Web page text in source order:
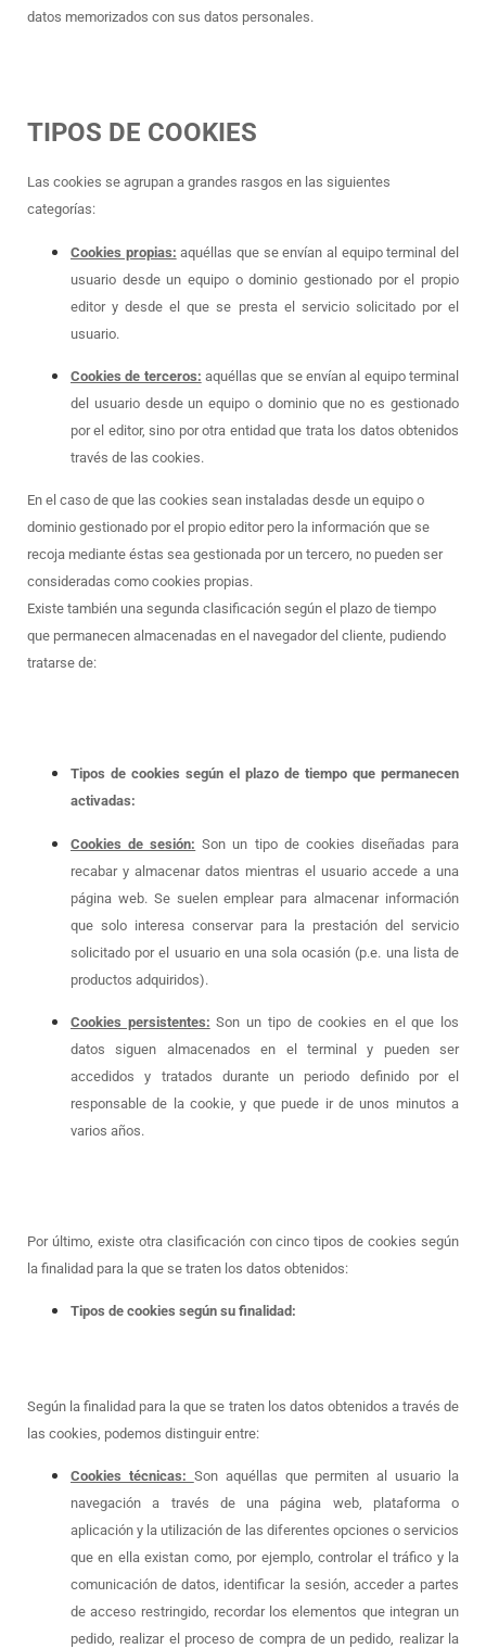
datos memorizados con sus datos personales.
TIPOS DE COOKIES
Las cookies se agrupan a grandes rasgos en las siguientes
categorías:
Cookies propias: aquéllas que se envían al equipo terminal del
usuario desde un equipo o dominio gestionado por el propio
editor y desde el que se presta el servicio solicitado por el
usuario.
Cookies de terceros: aquéllas que se envían al equipo terminal
del usuario desde un equipo o dominio que no es gestionado
por el editor, sino por otra entidad que trata los datos obtenidos
través de las cookies.
En el caso de que las cookies sean instaladas desde un equipo o
dominio gestionado por el propio editor pero la información que se
recoja mediante éstas sea gestionada por un tercero, no pueden ser
consideradas como cookies propias.
Existe también una segunda clasificación según el plazo de tiempo
que permanecen almacenadas en el navegador del cliente, pudiendo
tratarse de:
Tipos de cookies según el plazo de tiempo que permanecen
activadas:
Cookies de sesión: Son un tipo de cookies diseñadas para
recabar y almacenar datos mientras el usuario accede a una
página web. Se suelen emplear para almacenar información
que solo interesa conservar para la prestación del servicio
solicitado por el usuario en una sola ocasión (p.e. una lista de
productos adquiridos).
Cookies persistentes: Son un tipo de cookies en el que los
datos siguen almacenados en el terminal y pueden ser
accedidos y tratados durante un periodo definido por el
responsable de la cookie, y que puede ir de unos minutos a
varios años.
Por último, existe otra clasificación con cinco tipos de cookies según
la finalidad para la que se traten los datos obtenidos:
Tipos de cookies según su finalidad:
Según la finalidad para la que se traten los datos obtenidos a través de
las cookies, podemos distinguir entre:
Cookies técnicas: Son aquéllas que permiten al usuario la
navegación a través de una página web, plataforma o
aplicación y la utilización de las diferentes opciones o servicios
que en ella existan como, por ejemplo, controlar el tráfico y la
comunicación de datos, identificar la sesión, acceder a partes
de acceso restringido, recordar los elementos que integran un
pedido, realizar el proceso de compra de un pedido, realizar la